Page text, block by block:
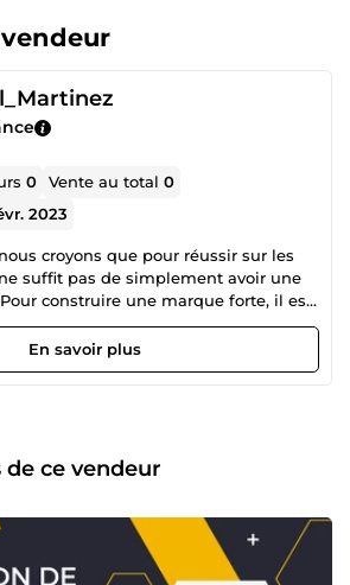
0 Vente au total0
2023
croyons que pour réussir sur les
suffit pas de simplement avoir une
construire une marque forte, il est
communauté active et engagée qui
avec votre entreprise. Nous savons
achètent les ou services d'une
elle est critiquée. C'est le pouvoir
qu'elle soit physique ou
Mike Hybrid, nous nous efforçons
d'aimer et de nourrir les
chaque entreprise avec laquelle nous
En savoir plus
ce vendeur